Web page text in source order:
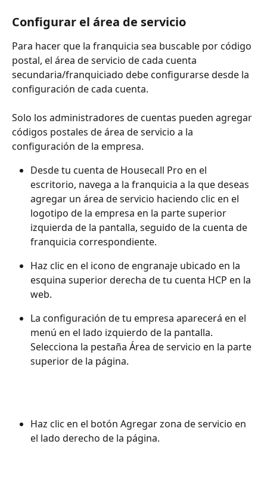
Configurar el área de servicio
Para hacer que la franquicia sea buscable por código
postal, el área de servicio de cada cuenta
secundaria/franquiciado debe configurarse desde la
configuración de cada cuenta.
Solo los administradores de cuentas pueden agregar
códigos postales de área de servicio a la
configuración de la empresa.
Desde tu cuenta de Housecall Pro en el
escritorio, navega a la franquicia a la que deseas
agregar un área de servicio haciendo clic en el
logotipo de la empresa en la parte superior
izquierda de la pantalla, seguido de la cuenta de
franquicia correspondiente.
Haz clic en el icono de engranaje ubicado en la
esquina superior derecha de tu cuenta HCP en la
web.
La configuración de tu empresa aparecerá en el
menú en el lado izquierdo de la pantalla.
Selecciona la pestaña Área de servicio en la parte
superior de la página.
Haz clic en el botón Agregar zona de servicio en
el lado derecho de la página.